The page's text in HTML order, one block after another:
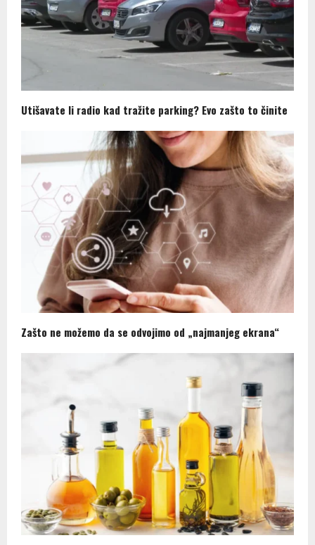
Utišavate li radio kad tražite parking? Evo zašto to činite
Zašto ne možemo da se odvojimo od „najmanjeg ekrana“